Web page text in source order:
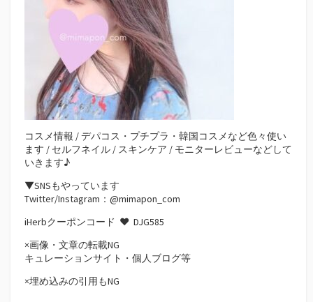
コスメ情報 / デパコス・プチプラ・韓国コスメなど色々使い
ます / セルフネイル / スキンケア / モニターレビューなどして
いきます♪
▼SNSもやっています
Twitter/Instagram：@mimapon_com
iHerbクーポンコード ♥ DJG585
×画像・文章の転載NG
キュレーションサイト・個人ブログ等
×埋め込みの引用もNG